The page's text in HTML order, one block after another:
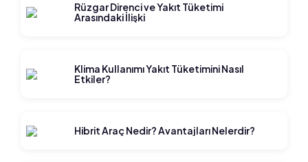
Rüzgar Direnci ve Yakıt Tüketimi
Arasındaki İlişki
Klima Kullanımı Yakıt Tüketimini Nasıl
Etkiler?
Hibrit Araç Nedir? Avantajları Nelerdir?